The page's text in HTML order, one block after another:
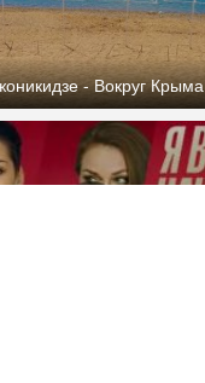
- Вокруг Крыма